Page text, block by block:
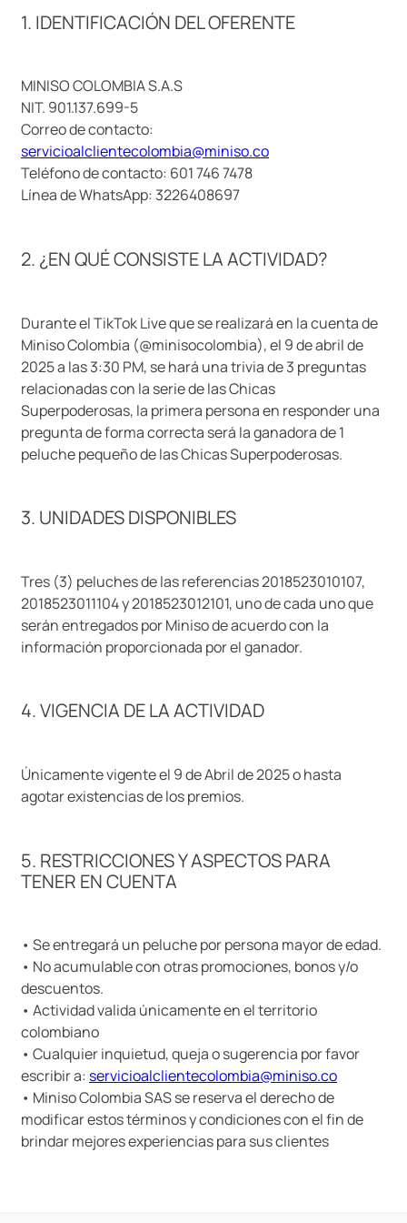
1. IDENTIFICACIÓN DEL OFERENTE
MINISO COLOMBIA S.A.S
NIT. 901.137.699-5
Correo de contacto:
servicioalclientecolombia@miniso.co
Teléfono de contacto: 601 746 7478
Línea de WhatsApp: 3226408697
2. ¿EN QUÉ CONSISTE LA ACTIVIDAD?
Durante el TikTok Live que se realizará en la cuenta de
Miniso Colombia (@minisocolombia), el 9 de abril de
2025 a las 3:30 PM, se hará una trivia de 3 preguntas
relacionadas con la serie de las Chicas
Superpoderosas, la primera persona en responder una
pregunta de forma correcta será la ganadora de 1
peluche pequeño de las Chicas Superpoderosas.
3. UNIDADES DISPONIBLES
Tres (3) peluches de las referencias 2018523010107,
2018523011104 y 2018523012101, uno de cada uno que
serán entregados por Miniso de acuerdo con la
información proporcionada por el ganador.
4. VIGENCIA DE LA ACTIVIDAD
Únicamente vigente el 9 de Abril de 2025 o hasta
agotar existencias de los premios.
5. RESTRICCIONES Y ASPECTOS PARA
TENER EN CUENTA
• Se entregará un peluche por persona mayor de edad.
• No acumulable con otras promociones, bonos y/o
descuentos.
• Actividad valida únicamente en el territorio
colombiano
• Cualquier inquietud, queja o sugerencia por favor
escribir a: servicioalclientecolombia@miniso.co
• Miniso Colombia SAS se reserva el derecho de
modificar estos términos y condiciones con el fin de
brindar mejores experiencias para sus clientes
9
llaveros